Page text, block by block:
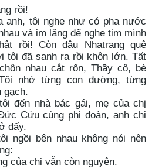
rồi!
anh, tôi nghe như có pha nước
và im lặng để nghe tim mình
rồi! Còn đâu Nhatrang quê
tôi đã sanh ra rồi khôn lớn. Tất
nhau cắt rốn, Thầy cô, bè
nhớ từng con đường, từng
gạch.
đến nhà bác gái, mẹ của chị
Cửu cùng phi đoàn, anh chị
đấy.
ngồi bên nhau không nói nên
của chị vẫn còn nguyên.